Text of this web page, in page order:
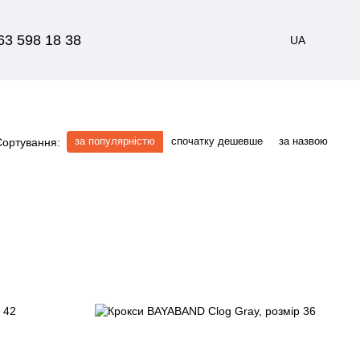
598 18 38 UA
за популярністю спочатку дешевше за назвою